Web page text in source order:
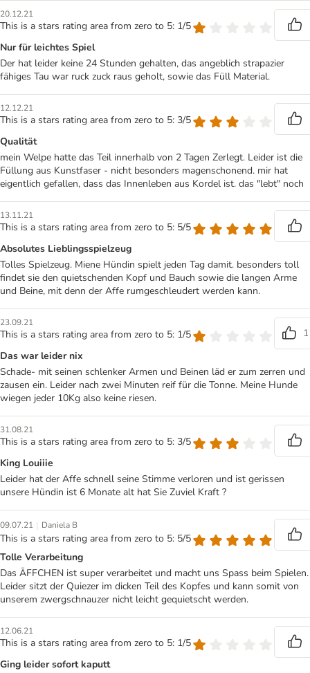
20.12.21
This is a stars rating area from zero to 5: 1/5
Nur für leichtes Spiel
Der hat leider keine 24 Stunden gehalten, das angeblich strapazier
fähiges Tau war ruck zuck raus geholt, sowie das Füll Material.
12.12.21
This is a stars rating area from zero to 5: 3/5
Qualität
mein Welpe hatte das Teil innerhalb von 2 Tagen Zerlegt. Leider ist die
Füllung aus Kunstfaser - nicht besonders magenschonend. mir hat
eigentlich gefallen, dass das Innenleben aus Kordel ist. das "lebt" noch
13.11.21
This is a stars rating area from zero to 5: 5/5
Absolutes Lieblingsspielzeug
Tolles Spielzeug. Miene Hündin spielt jeden Tag damit. besonders toll
findet sie den quietschenden Kopf und Bauch sowie die langen Arme
und Beine, mit denn der Affe rumgeschleudert werden kann.
23.09.21
This is a stars rating area from zero to 5: 1/5
1
Das war leider nix
Schade- mit seinen schlenker Armen und Beinen läd er zum zerren und
zausen ein. Leider nach zwei Minuten reif für die Tonne. Meine Hunde
wiegen jeder 10Kg also keine riesen.
31.08.21
This is a stars rating area from zero to 5: 3/5
King Louiiie
Leider hat der Affe schnell seine Stimme verloren und ist gerissen
unsere Hündin ist 6 Monate alt hat Sie Zuviel Kraft ?
09.07.21 | Daniela B
This is a stars rating area from zero to 5: 5/5
Tolle Verarbeitung
Das ÄFFCHEN ist super verarbeitet und macht uns Spass beim Spielen.
Leider sitzt der Quiezer im dicken Teil des Kopfes und kann somit von
unserem zwergschnauzer nicht leicht gequietscht werden.
12.06.21
This is a stars rating area from zero to 5: 1/5
Ging leider sofort kaputt